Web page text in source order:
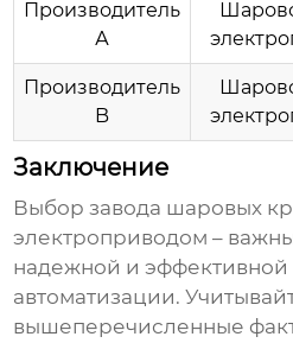
Производитель
А
Производитель
B
Заключение
Выборзавода шаровых
электроприводом –
надежной и эффективной
автоматизации.
вышеперечисленные